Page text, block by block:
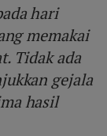
hari
memakai
Tidak ada
gejala
hasil